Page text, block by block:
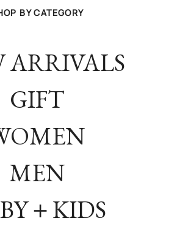
BY CATEGORY
ARRIVALS
GIFT
MEN
＋KIDS